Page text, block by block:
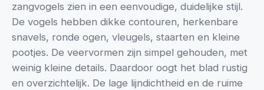
zangvogels zien in een eenvoudige, duidelijke stijl.
De vogels hebben dikke contouren, herkenbare
snavels, ronde ogen, vleugels, staarten en kleine
pootjes. De veervormen zijn simpel gehouden, met
weinig kleine details. Daardoor oogt het blad rustig
en overzichtelijk. De lage lijndichtheid en de ruime